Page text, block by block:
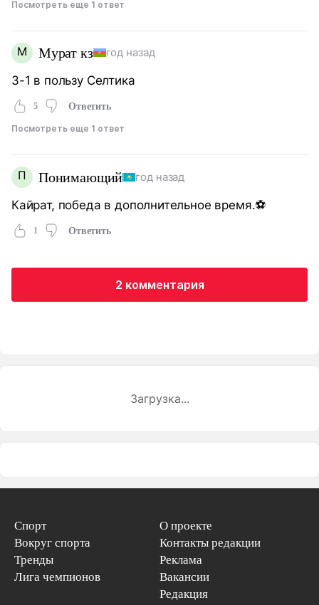
Посмотреть еще 1 ответ
М Мурат кз год назад
3-1 в пользу Селтика
5 Ответить
Посмотреть еще 1 ответ
П Понимающий год назад
Кайрат, победа в дополнительное время.⚽️
1 Ответить
2 комментария
Загрузка...
Спорт
Вокруг спорта
Тренды
Лига чемпионов
О проекте
Контакты редакции
Реклама
Вакансии
Редакция